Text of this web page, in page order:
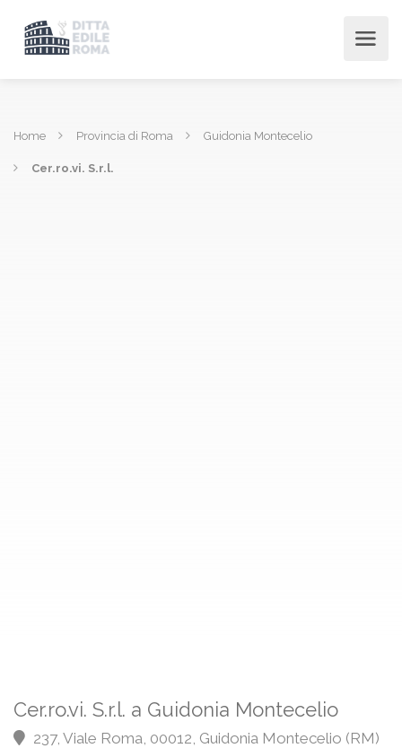
Home Provincia di Roma Guidonia Montecelio
Cer.ro.vi. S.r.l.
Cer.ro.vi. S.r.l. a Guidonia Montecelio
237, Viale Roma, 00012, Guidonia Montecelio (RM)